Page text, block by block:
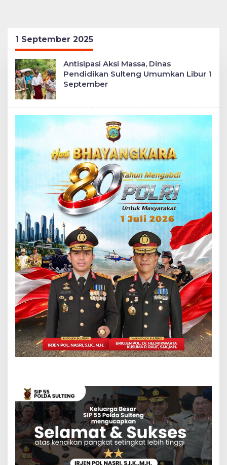
1 September 2025
Antisipasi Aksi Massa, Dinas
Pendidikan Sulteng Umumkan Libur 1
September